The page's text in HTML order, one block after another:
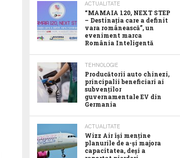
ACTUALITATE
“MAMAIA 120, NEXT STEP
– Destinația care a definit
vara românească”, un
eveniment marca
România Inteligentă
TEHNOLOGIE
Producătorii auto chinezi,
principalii beneficiari ai
subvenților
guvernamentale EV din
Germania
ACTUALITATE
Wizz Air își menține
planurile de a-și majora
capacitatea, deși a